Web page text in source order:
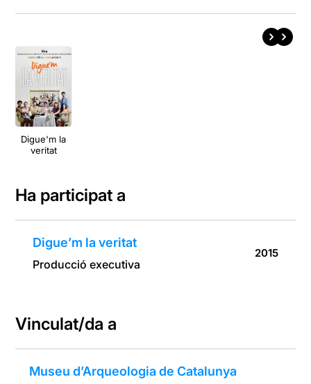
Digue'm la
veritat
Ha participat a
Digue’m la veritat
Producció executiva
2015
Vinculat/da a
Museu d’Arqueologia de Catalunya